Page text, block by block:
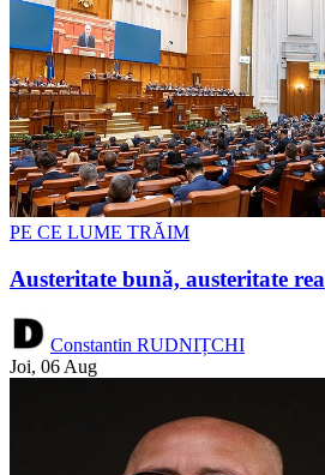
PE CE LUME TRĂIM
Austeritate bună, austeritate rea
Constantin RUDNIȚCHI
Joi, 06 Aug